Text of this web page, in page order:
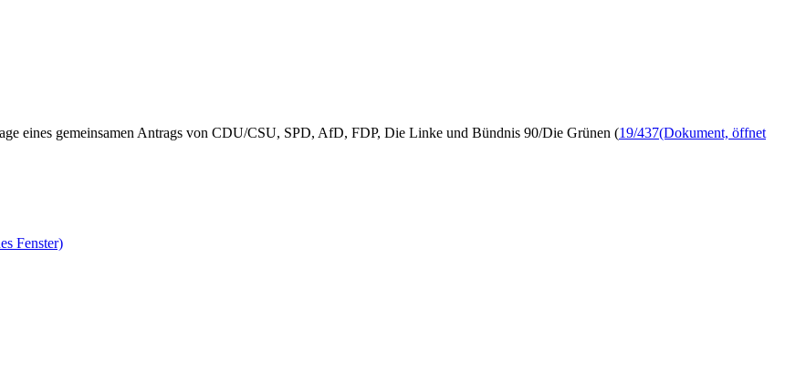
eines gemeinsamen Antrags von CDU/CSU, SPD, AfD, FDP, Die Linke und Bündnis 90/Die Grünen (19/437(Dokument, öffnet
Fenster)